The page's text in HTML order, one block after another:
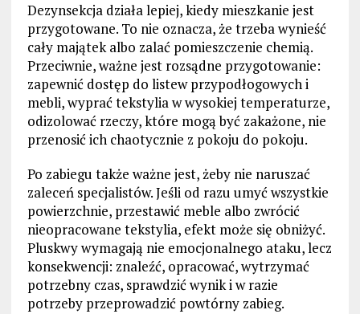
Dezynsekcja działa lepiej, kiedy mieszkanie jest
przygotowane. To nie oznacza, że trzeba wynieść
cały majątek albo zalać pomieszczenie chemią.
Przeciwnie, ważne jest rozsądne przygotowanie:
zapewnić dostęp do listew przypodłogowych i
mebli, wyprać tekstylia w wysokiej temperaturze,
odizolować rzeczy, które mogą być zakażone, nie
przenosić ich chaotycznie z pokoju do pokoju.
Po zabiegu także ważne jest, żeby nie naruszać
zaleceń specjalistów. Jeśli od razu umyć wszystkie
powierzchnie, przestawić meble albo zwrócić
nieopracowane tekstylia, efekt może się obniżyć.
Pluskwy wymagają nie emocjonalnego ataku, lecz
konsekwencji: znaleźć, opracować, wytrzymać
potrzebny czas, sprawdzić wynik i w razie
potrzeby przeprowadzić powtórny zabieg.